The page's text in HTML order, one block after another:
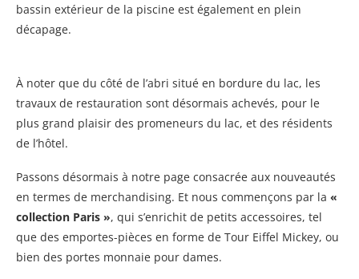
bassin extérieur de la piscine est également en plein
décapage.
À noter que du côté de l’abri situé en bordure du lac, les
travaux de restauration sont désormais achevés, pour le
plus grand plaisir des promeneurs du lac, et des résidents
de l’hôtel.
Passons désormais à notre page consacrée aux nouveautés
en termes de merchandising. Et nous commençons par la «
collection Paris », qui s’enrichit de petits accessoires, tel
que des emportes-pièces en forme de Tour Eiffel Mickey, ou
bien des portes monnaie pour dames.